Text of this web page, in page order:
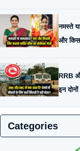
नमस्ते
और
RRB
इन
Categories